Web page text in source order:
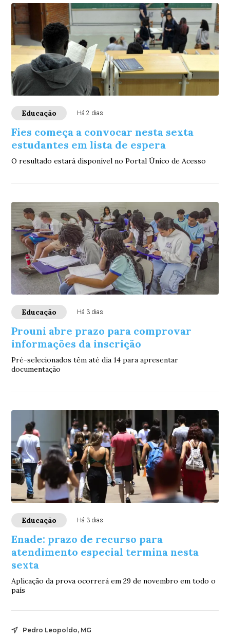
Educação Há 2 dias
Fies começa a convocar nesta sexta
estudantes em lista de espera
O resultado estará disponível no Portal Único de Acesso
Educação Há 3 dias
Prouni abre prazo para comprovar
informações da inscrição
Pré-selecionados têm até dia 14 para apresentar
documentação
Educação Há 3 dias
Enade: prazo de recurso para
atendimento especial termina nesta
sexta
Aplicação da prova ocorrerá em 29 de novembro em todo o
país
Pedro Leopoldo, MG